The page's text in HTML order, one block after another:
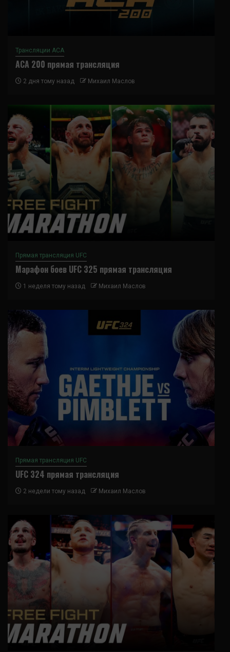
Трансляции ACA
ACA 200 прямая трансляция
2 дня тому назад Михаил Маслов
Прямая трансляция UFC
Марафон боев UFC 325 прямая трансляция
1 неделя тому назад Михаил Маслов
Прямая трансляция UFC
UFC 324 прямая трансляция
2 недели тому назад Михаил Маслов